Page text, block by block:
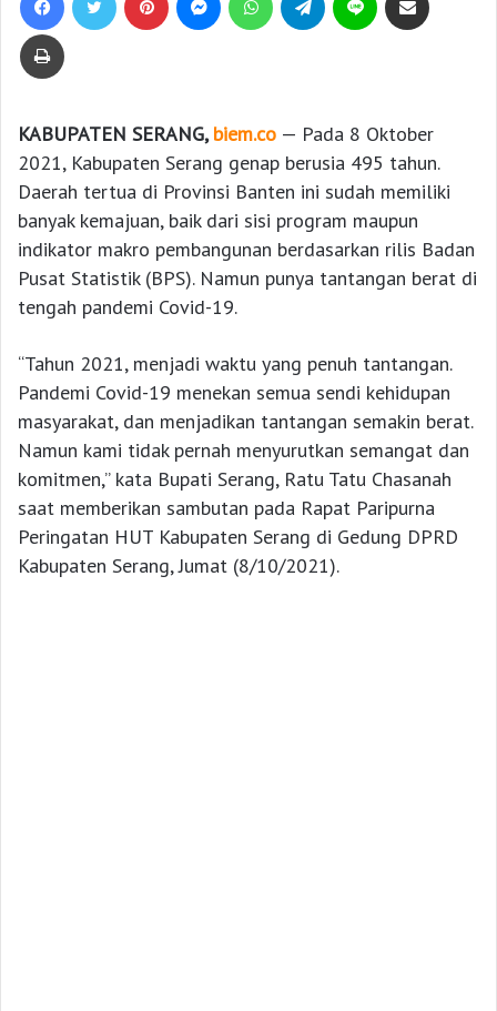
KABUPATEN SERANG, biem.co — Pada 8 Oktober
2021, Kabupaten Serang genap berusia 495 tahun.
Daerah tertua di Provinsi Banten ini sudah memiliki
banyak kemajuan, baik dari sisi program maupun
indikator makro pembangunan berdasarkan rilis Badan
Pusat Statistik (BPS). Namun punya tantangan berat di
tengah pandemi Covid-19.
“Tahun 2021, menjadi waktu yang penuh tantangan.
Pandemi Covid-19 menekan semua sendi kehidupan
masyarakat, dan menjadikan tantangan semakin berat.
Namun kami tidak pernah menyurutkan semangat dan
komitmen,” kata Bupati Serang, Ratu Tatu Chasanah
saat memberikan sambutan pada Rapat Paripurna
Peringatan HUT Kabupaten Serang di Gedung DPRD
Kabupaten Serang, Jumat (8/10/2021).